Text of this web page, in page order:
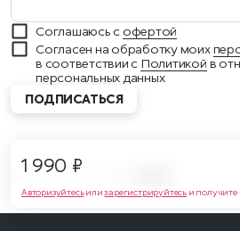
1 990 ₽
Авторизуйтесьилизарегистрируйтесь и получите
Соглашаюсь софертой
Согласен на обработку моих
в соответствии с Политикой в
персональных данных
ПОДПИСАТЬСЯ
СЛЕДИТЕ ЗА НАМИ